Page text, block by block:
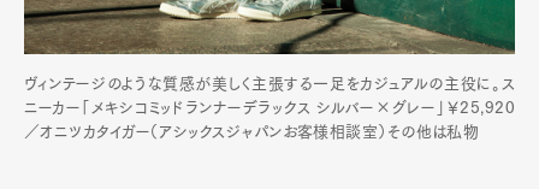
ヴィンテージのような質感が美しく主張する一足をカジュアルの主役に。ス
ニーカー「メキシコミッドランナーデラックス シルバー×グレー」￥25,920
／オニツカタイガー（アシックスジャパンお客様相談室）その他は私物